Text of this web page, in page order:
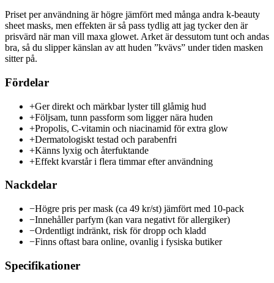
Priset per användning är högre jämfört med många andra k-beauty
sheet masks, men effekten är så pass tydlig att jag tycker den är
prisvärd när man vill maxa glowet. Arket är dessutom tunt och andas
bra, så du slipper känslan av att huden ”kvävs” under tiden masken
sitter på.
Fördelar
+Ger direkt och märkbar lyster till glåmig hud
+Följsam, tunn passform som ligger nära huden
+Propolis, C-vitamin och niacinamid för extra glow
+Dermatologiskt testad och parabenfri
+Känns lyxig och återfuktande
+Effekt kvarstår i flera timmar efter användning
Nackdelar
−Högre pris per mask (ca 49 kr/st) jämfört med 10-pack
−Innehåller parfym (kan vara negativt för allergiker)
−Ordentligt indränkt, risk för dropp och kladd
−Finns oftast bara online, ovanlig i fysiska butiker
Specifikationer